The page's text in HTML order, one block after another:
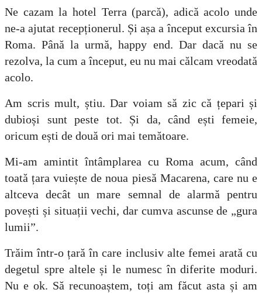
Ne cazam la hotel Terra (parcă), adică acolo unde
ne-a ajutat recepționerul. Și așa a început excursia în
Roma. Până la urmă, happy end. Dar dacă nu se
rezolva, la cum a început, eu nu mai călcam vreodată
acolo.
Am scris mult, știu. Dar voiam să zic că țepari și
dubioși sunt peste tot. Și da, când ești femeie,
oricum ești de două ori mai temătoare.
Mi-am amintit întâmplarea cu Roma acum, când
toată țara vuiește de noua piesă Macarena, care nu e
altceva decât un mare semnal de alarmă pentru
povești și situații vechi, dar cumva ascunse de „gura
lumii”.
Trăim într-o țară în care inclusiv alte femei arată cu
degetul spre altele și le numesc în diferite moduri.
Nu e ok. Să recunoaștem, toți am făcut asta și am